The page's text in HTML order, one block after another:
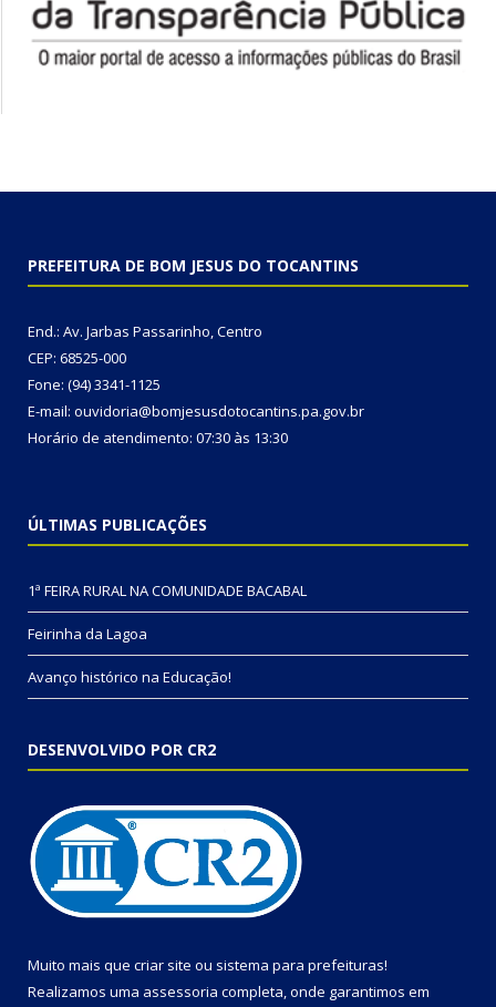
PREFEITURA DE BOM JESUS DO TOCANTINS
End.: Av. Jarbas Passarinho, Centro
CEP: 68525-000
Fone: (94) 3341-1125
E-mail: ouvidoria@bomjesusdotocantins.pa.gov.br
Horário de atendimento: 07:30 às 13:30
ÚLTIMAS PUBLICAÇÕES
1ª FEIRA RURAL NA COMUNIDADE BACABAL
Feirinha da Lagoa
Avanço histórico na Educação!
DESENVOLVIDO POR CR2
Muito mais que criar site ou sistema para prefeituras!
Realizamos uma assessoria completa, onde garantimos em